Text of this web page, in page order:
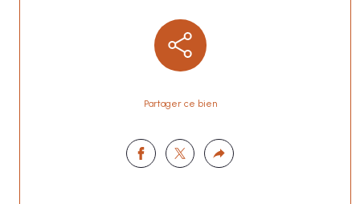
Partager ce bien